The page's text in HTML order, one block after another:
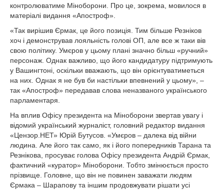
контролюватиме Міноборони. Про це, зокрема, мовилося в
матеріалі видання «Апостроф».
«Так вирішив Єрмак, це його позиція. Тим більше Резніков
хоч і демонстрував лояльність голові ОП, але все ж таки вів
свою політику. Умєров у цьому плані значно більш «ручний»
персонаж. Однак важливо, що його кандидатуру підтримують
у Вашингтоні, оскільки вважають, що він орієнтуватиметься
на них. Однак я не був би настільки впевнений у цьому», –
так «Апостроф» передавав слова неназваного українського
парламентаря.
На вплив Офісу президента на Міноборони звертав увагу і
відомий український журналіст, головний редактор видання
«Цензор.НЕТ» Юрій Бутусов. «Умєров – далека від війни
людина. Але його так само, як і його попередників Тарана та
Резнікова, просуває голова Офісу президента Андрій Єрмак,
фактичний «куратор» Міноборони. Тобто змінюється просто
прізвище. Головне, що він не повинен заважати людям
Єрмака – Шарапову та іншим продовжувати рішати усі